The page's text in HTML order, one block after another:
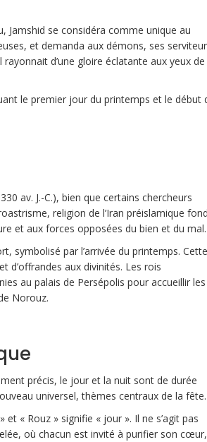
Jamshid se considéra comme unique au
et demanda aux démons, ses
d’une gloire éclatante aux yeux
le premier jour du printemps et le début
av. J.-C.), bien que certains chercheurs
religion de l’Iran préislamique
et aux forces opposées du bien et du mal.
symbolisé par l’arrivée du printemps. Cette
d’offrandes aux divinités. Les rois
au palais de Persépolis pour accueillir les
Norouz.
précis, le jour et la nuit sont de durée
universel, thèmes centraux de la fête.
« Rouz » signifie « jour ». Il ne s’agit pas
où chacun est invité à purifier son